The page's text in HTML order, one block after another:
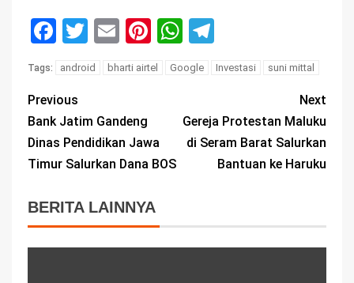
Facebook
Twitter
EmailPinterest
WhatsApp
Tags: android bharti airtel Google Investasi suni mittal
Previous
Bank Jatim Gandeng
Dinas Pendidikan Jawa
Timur Salurkan Dana BOS
Next
Gereja Protestan Maluku
di Seram Barat Salurkan
Bantuan ke Haruku
BERITA LAINNYA